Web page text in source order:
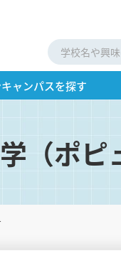
ャンパスを探す
（ポピ